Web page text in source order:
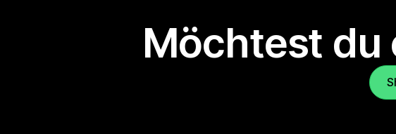
Möchtest du